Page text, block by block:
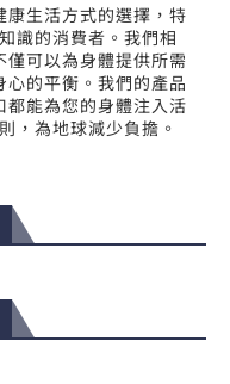
生活方式的選擇，特
識的消費者。我們相
可以為身體提供所需
的平衡。我們的產品
都能為您的身體注入活
，為地球減少負擔。